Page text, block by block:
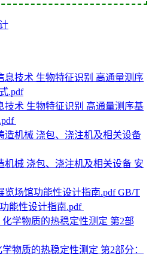
技术 生物特征识别 高通量测序基
机械 浇包、浇注机及相关设备 安
GB/T
能性设计指南.pdf
学物质的热稳定性测定 第2部分：